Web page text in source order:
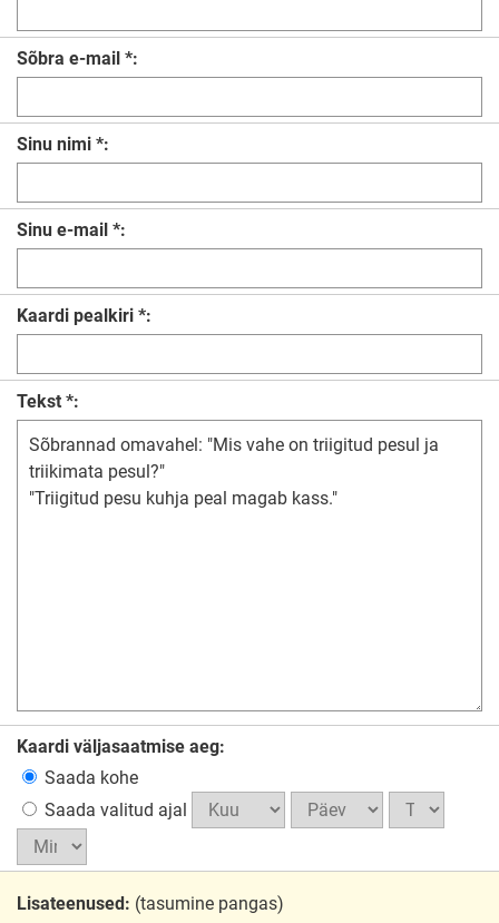
Sõbra e-mail *:
Sinu nimi *:
Sinu e-mail *:
Kaardi pealkiri *:
Tekst *:
Kaardi väljasaatmise aeg:
Saada kohe
Saada valitud ajal
Lisateenused: (tasumine pangas)